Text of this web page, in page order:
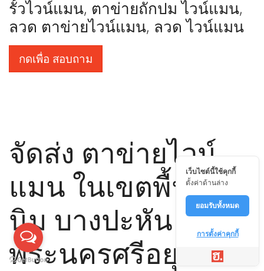
รั้วไวน์แมน, ตาข่ายถักปม ไวน์แมน,
ลวด ตาข่ายไวน์แมน, ลวด ไวน์แมน
กดเพื่อ สอบถาม
จัดส่ง ตาข่ายไวน์
แมน ในเขตพื้นที่ ตา
นิม บางปะหัน
พระนครศรีอยุธยา
เว็บไซต์นี้ใช้คุกกี้
ตั้งค่าด้านล่าง
ยอมรับทั้งหมด
การตั้งค่าคุกกี้